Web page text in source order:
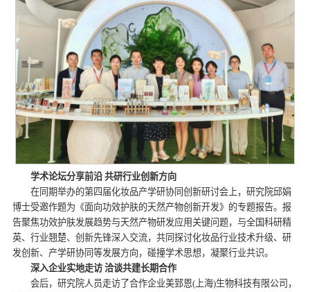
学术论坛分享前沿 共研行业创新方向
在同期举办的第四届化妆品产学研协同创新研讨会上，研究院邱娟
博士受邀作题为《面向功效护肤的天然产物创新开发》的专题报告。报
告聚焦功效护肤发展趋势与天然产物研发应用关键问题，与全国科研精
英、行业翘楚、创新先锋深入交流，共同探讨化妆品行业技术升级、研
发创新、产学研协同等发展方向，碰撞学术思想，凝聚行业共识。
深入企业实地走访 洽谈共建长期合作
会后，研究院人员走访了合作企业美郅恩(上海)生物科技有限公司，